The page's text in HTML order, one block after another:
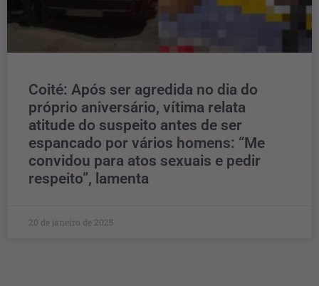
Coité: Após ser agredida no dia do
próprio aniversário, vítima relata
atitude do suspeito antes de ser
espancado por vários homens: “Me
convidou para atos sexuais e pedir
respeito”, lamenta
20 de janeiro de 2025